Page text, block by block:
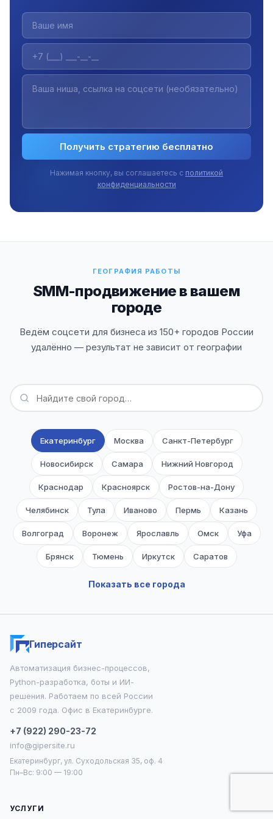
Получить стратегию бесплатно
Нажимая кнопку, вы соглашаетесь с политикой
конфиденциальности
ГЕОГРАФИЯ РАБОТЫ
SMM-продвижение в вашем
городе
Ведём соцсети для бизнеса из 150+ городов России
удалённо — результат не зависит от географии
Екатеринбург Москва Санкт-Петербург
Новосибирск Самара Нижний Новгород
Краснодар Красноярск Ростов-на-Дону
Челябинск Тула Иваново Пермь Казань
Волгоград Воронеж Ярославль Омск Уфа
Брянск Тюмень Иркутск Саратов
Калининград
Белгород
Набережные Челны Хабаровск
Севастополь Балашиха
Калуга
Магнитогорск Смоленск
Саранск Сургут
Показать все города
Гиперсайт
Автоматизация бизнес-процессов,
Python-разработка, боты и ИИ-
решения. Работаем по всей России
с 2009 года. Офис в Екатеринбурге.
+7 (922) 290-23-72
info@gipersite.ru
Екатеринбург, ул. Суходольская 35, оф. 4
Пн–Вс: 9:00 — 19:00
УСЛУГИ